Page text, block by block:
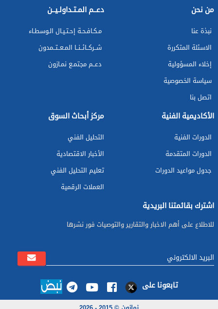
من نحن
نبذة عنا
الاسئلة المتكررة
إخلاء المسؤولية
سياسة الخصوصية
اتصل بنا
دعــم المـتـداولـيــن
مـكـافـحـة إحـتـيـال الـوسطـاء
شــركــائــنــا المـعــتــمدون
دعــم مجتمـع نمـازون
الأكاديمية الفنية
الدورات الفنية
الدورات المتقدمة
جدول مواعيد الدورات
مركز أبحاث السوق
التحليل الفني
الأخبار الاقتصادية
تعليم التحليل الفني
العملات الرقمية
اشترك بقائمتنا البريدية
للاطلاع على أهم الاخبار والتقارير والتوصيات فور نشرها
تابعونا على